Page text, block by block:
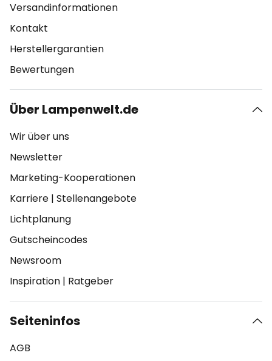
Versandinformationen
Kontakt
Herstellergarantien
Bewertungen
Über Lampenwelt.de
Wir über uns
Newsletter
Marketing-Kooperationen
Karriere | Stellenangebote
Lichtplanung
Gutscheincodes
Newsroom
Inspiration | Ratgeber
Seiteninfos
AGB